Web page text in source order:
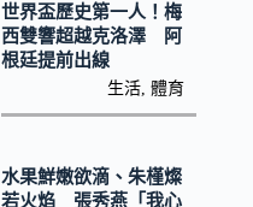
世界盃歷史第一人！梅
西雙響超越克洛澤 阿
根廷提前出線
生活 ,體育
水果鮮嫩欲滴、朱槿燦
若火焰 張秀燕「我心